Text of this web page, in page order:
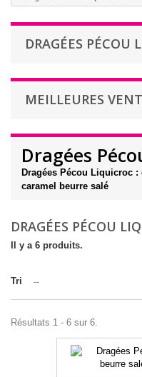
DRAGÉES PÉCOU
MEILLEURES
Dragées
Dragées Pécou Liquicroc
caramel beurre salé
DRAGÉES PÉCOU
Il y a 6 produits.
Tri --
Résultats 1 - 6 sur 6.